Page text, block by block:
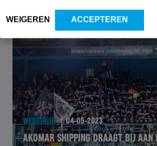
WEIGEREN ACCEPTEREN
WEDSTRIJD 04-05-2023
AKOMAR SHIPPING DRAAGT BIJ AAN